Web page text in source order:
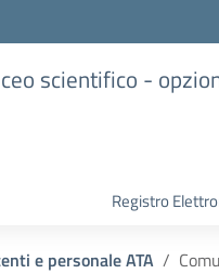
scientifico -
Registro
e personale ATA